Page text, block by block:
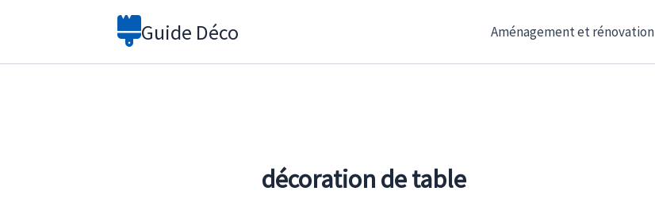
Guide Déco Aménagement et rénovation
décoration de table